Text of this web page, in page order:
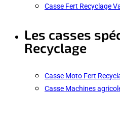
Casse Fert Recyclage
Les casses
Recyclage
Casse Moto Fert
Casse Machines